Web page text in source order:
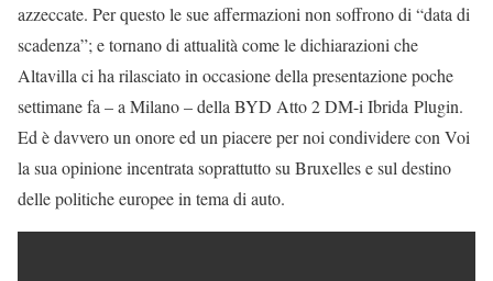
azzeccate. Per questo le sue affermazioni non soffrono di “data di
scadenza”; e tornano di attualità come le dichiarazioni che
Altavilla ci ha rilasciato in occasione della presentazione poche
settimane fa – a Milano – della BYD Atto 2 DM-i Ibrida Plugin.
Ed è davvero un onore ed un piacere per noi condividere con Voi
la sua opinione incentrata soprattutto su Bruxelles e sul destino
delle politiche europee in tema di auto.